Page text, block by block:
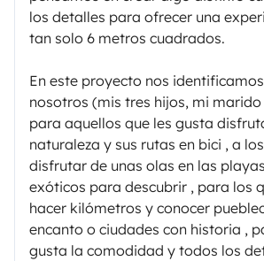
los detalles para ofrecer una
tan solo 6 metros cuadrados.
En este proyecto nos
nosotros (mis tres hijos, mi
para aquellos que les gusta
naturaleza y sus rutas en bici , a
disfrutar de unas olas en las
exóticos para descubrir , para los
hacer kilómetros y conocer
encanto o ciudades con historia ,
gusta la comodidad y todos los